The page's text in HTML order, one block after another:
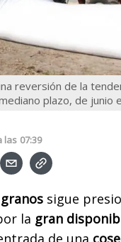
reversión de la
plazo, de junio
las 07:39
sigue
la gran
de una